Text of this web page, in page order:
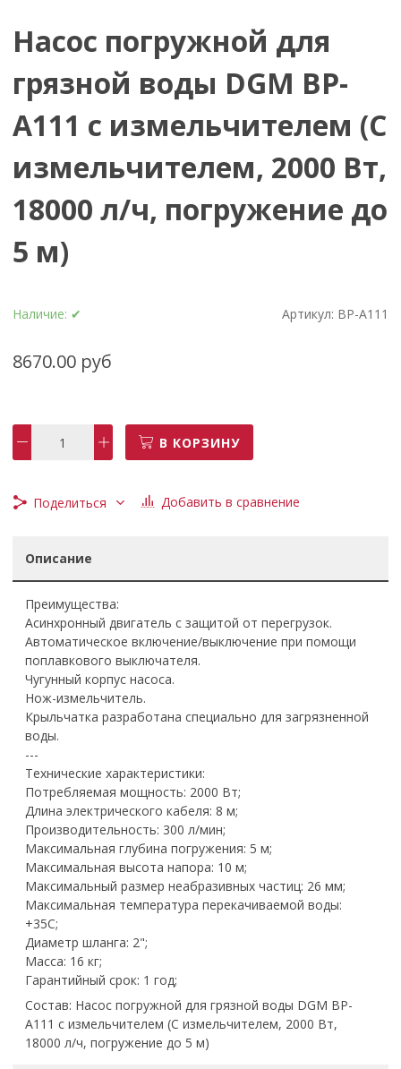
Насос погружной для
грязной воды DGM BP-
A111 с измельчителем (С
измельчителем, 2000 Вт,
18000 л/ч, погружение до
5 м)
Наличие: ✔ Артикул: BP-A111
8670.00 руб
В КОРЗИНУ
Поделиться Добавить в сравнение
Описание
Преимущества:
Асинхронный двигатель с защитой от перегрузок.
Автоматическое включение/выключение при помощи
поплавкового выключателя.
Чугунный корпус насоса.
Нож-измельчитель.
Крыльчатка разработана специально для загрязненной
воды.
---
Технические характеристики:
Потребляемая мощность: 2000 Вт;
Длина электрического кабеля: 8 м;
Производительность: 300 л/мин;
Максимальная глубина погружения: 5 м;
Максимальная высота напора: 10 м;
Максимальный размер неабразивных частиц: 26 мм;
Максимальная температура перекачиваемой воды:
+35С;
Диаметр шланга: 2";
Масса: 16 кг;
Гарантийный срок: 1 год;
Состав: Насос погружной для грязной воды DGM BP-
A111 с измельчителем (С измельчителем, 2000 Вт,
18000 л/ч, погружение до 5 м)